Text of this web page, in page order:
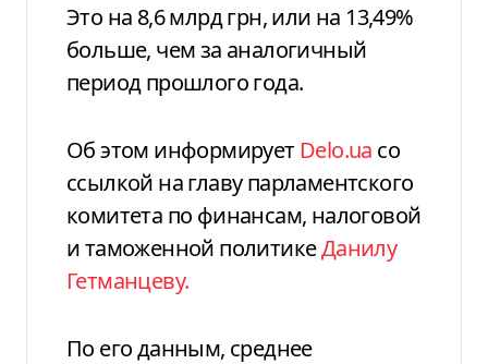
Это на 8,6 млрд грн, или на 13,49%
больше, чем за аналогичный
период прошлого года.
Об этом информирует Delo.ua со
ссылкой на главу парламентского
комитета по финансам, налоговой
и таможенной политикеДанилу
Гетманцеву.
По его данным, среднее